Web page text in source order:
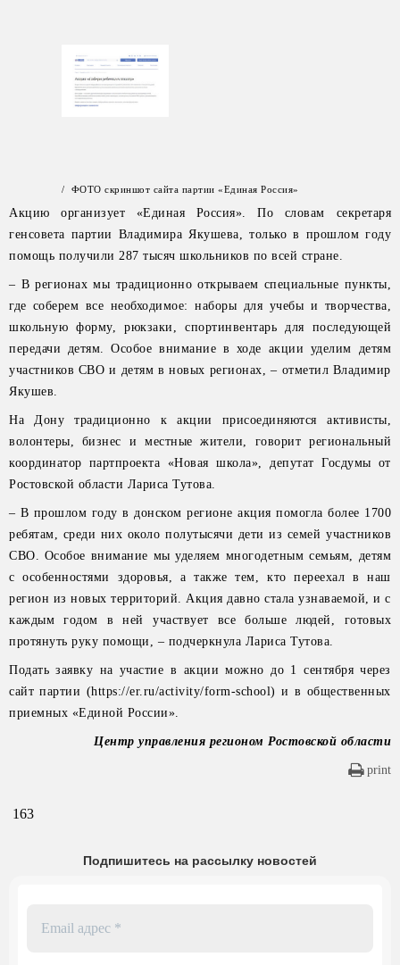
/ ФОТО скриншот сайта партии «Единая Россия»
Акцию организует «Единая Россия». По словам секретаря
генсовета партии Владимира Якушева, только в прошлом году
помощь получили 287 тысяч школьников по всей стране.
– В регионах мы традиционно открываем специальные пункты,
где соберем все необходимое: наборы для учебы и творчества,
школьную форму, рюкзаки, спортинвентарь для последующей
передачи детям. Особое внимание в ходе акции уделим детям
участников СВО и детям в новых регионах, – отметил Владимир
Якушев.
На Дону традиционно к акции присоединяются активисты,
волонтеры, бизнес и местные жители, говорит региональный
координатор партпроекта «Новая школа», депутат Госдумы от
Ростовской области Лариса Тутова.
– В прошлом году в донском регионе акция помогла более 1700
ребятам, среди них около полутысячи дети из семей участников
СВО. Особое внимание мы уделяем многодетным семьям, детям
с особенностями здоровья, а также тем, кто переехал в наш
регион из новых территорий. Акция давно стала узнаваемой, и с
каждым годом в ней участвует все больше людей, готовых
протянуть руку помощи, – подчеркнула Лариса Тутова.
Подать заявку на участие в акции можно до 1 сентября через
сайт партии (https://er.ru/activity/form-school) и в общественных
приемных «Единой России».
Центр управления регионом Ростовской области
print
163
Подпишитесь на рассылку новостей